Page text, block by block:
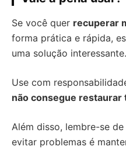
Se você quer recuperar
forma prática e rápida,
uma solução interessante.
Use com
não consegue
Além disso, lembre-se
evitar problemas é